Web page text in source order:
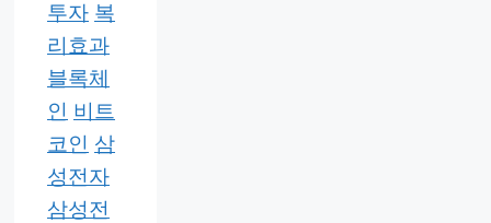
투자 복
리효과
블록체
인 비트
코인 삼
성전자
삼성전